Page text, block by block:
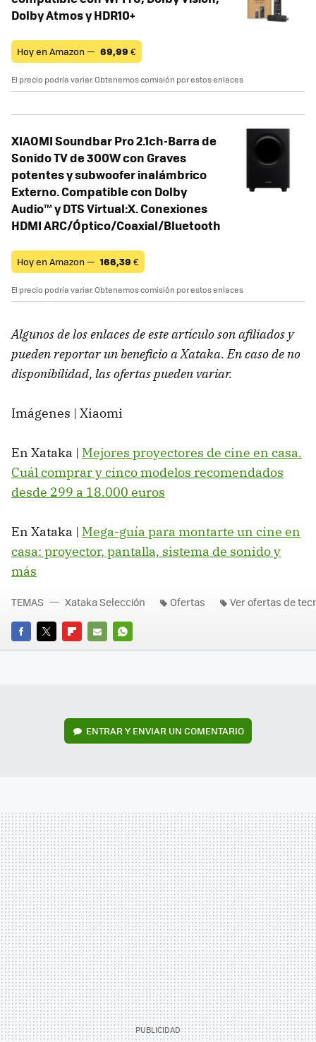
Dolby Atmos y HDR10+
Hoy en Amazon — 69,99 €
El precio podría variar. Obtenemos comisión por estos enlaces
XIAOMI Soundbar Pro 2.1ch-Barra de
Sonido TV de 300W con Graves
potentes y subwoofer inalámbrico
Externo. Compatible con Dolby
Audio™ y DTS Virtual:X. Conexiones
HDMI ARC/Óptico/Coaxial/Bluetooth
Hoy en Amazon — 166,39 €
El precio podría variar. Obtenemos comisión por estos enlaces
Algunos de los enlaces de este artículo son afiliados y
pueden reportar un beneficio a Xataka. En caso de no
disponibilidad, las ofertas pueden variar.
Imágenes | Xiaomi
En Xataka | Mejores proyectores de cine en casa.
Cuál comprar y cinco modelos recomendados
desde 299 a 18.000 euros
En Xataka | Mega-guía para montarte un cine en
casa: proyector, pantalla, sistema de sonido y
más
FACEBOOK
TWITTERFLIPBOARD
E-
WHATSAPP
TEMAS Xataka Selección Ofertas Ver ofertas de
ENTRAR Y ENVIAR UN COMENTARIO